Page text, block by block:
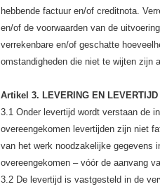
hebbende factuur en/of creditnota.
en/of de voorwaarden van de
verrekenbare en/of geschatte
omstandigheden die niet te wijten zijn
Artikel 3. LEVERING EN LEVERTIJD
3.1 Onder levertijd wordt verstaan de
overeengekomen levertijden zijn niet
van het werk noodzakelijke gegevens
overeengekomen – vóór de aanvang
3.2 De levertijd is vastgesteld in de